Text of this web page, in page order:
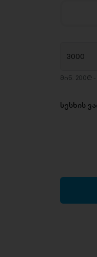
მინ. 200₾
სესხის